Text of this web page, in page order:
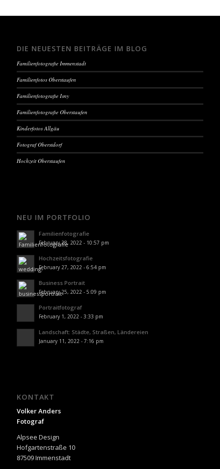
DIE NEUESTEN BEITRÄGE IM BLOG
Familienfotografie Immenstadt
Familienfotos Oberstaufen
Familienfotografie Isny
Familienfotografie Oberstaufen
Kinderfotos Allgäu
Fotograf Oberstdorf
Hochzeit Oberstaufen
NEU IM PORTFOLIO
Familienfotografie
February 28, 2022 - 10:57 pm
Hochzeitsfotografie
February 27, 2022 - 6:54 pm
Business Portrait
February 25, 2022 - 5:09 pm
Portraitfotograf
February 1, 2022 - 3:33 pm
Landschaft: Städte, Straßen, Ländereien
January 11, 2022 - 7:16 pm
KONTAKT
Volker Anders
Fotograf
Alpsee Design
Hofgartenstraße 10
87509 Immenstadt